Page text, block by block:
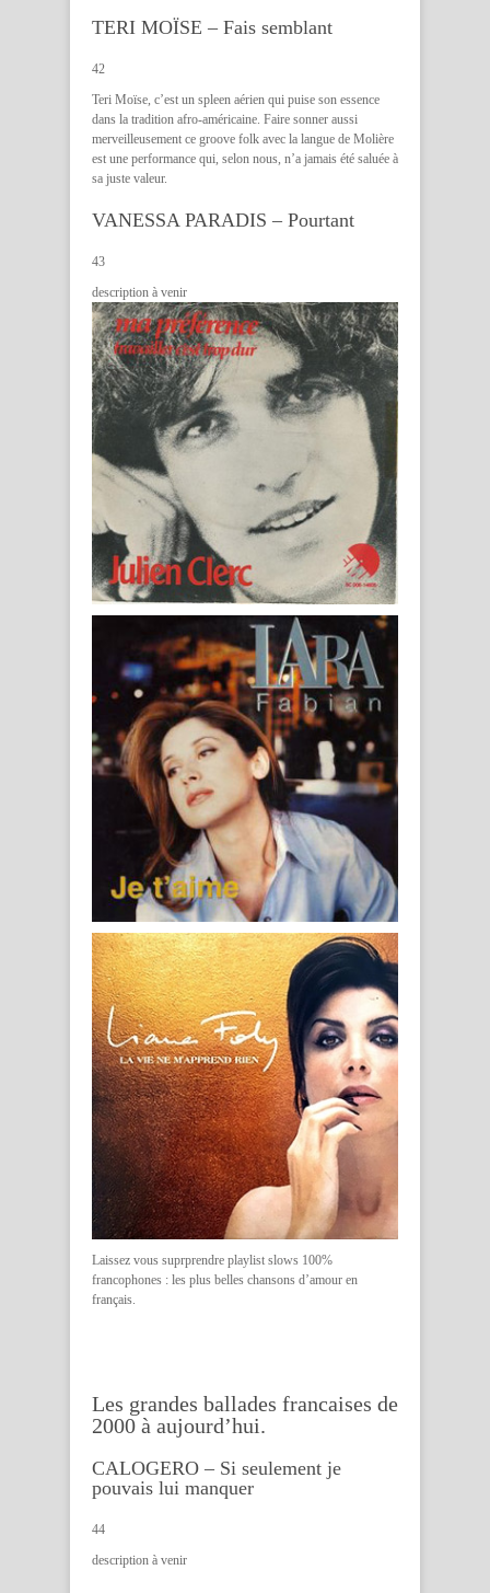
TERI MOÏSE – Fais semblant
42
Teri Moïse, c’est un spleen aérien qui puise son essence
dans la tradition afro-américaine. Faire sonner aussi
merveilleusement ce groove folk avec la langue de Molière
est une performance qui, selon nous, n’a jamais été saluée à
sa juste valeur.
VANESSA PARADIS – Pourtant
43
description à venir
Laissez vous suprprendre playlist slows 100%
francophones : les plus belles chansons d’amour en
français.
Les grandes ballades francaises de
2000 à aujourd’hui.
CALOGERO – Si seulement je
pouvais lui manquer
44
description à venir